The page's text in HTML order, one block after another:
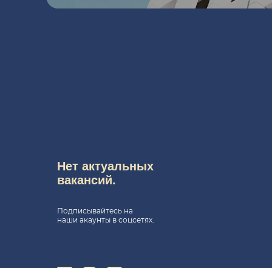
Нет актуальных
вакансий.
Подписывайтесь на
наши акаунты в соцсетях.